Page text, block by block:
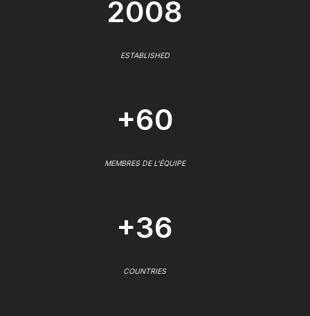
2008
ESTABLISHED
+60
MEMBRES DE L'ÉQUIPE
+36
COUNTRIES